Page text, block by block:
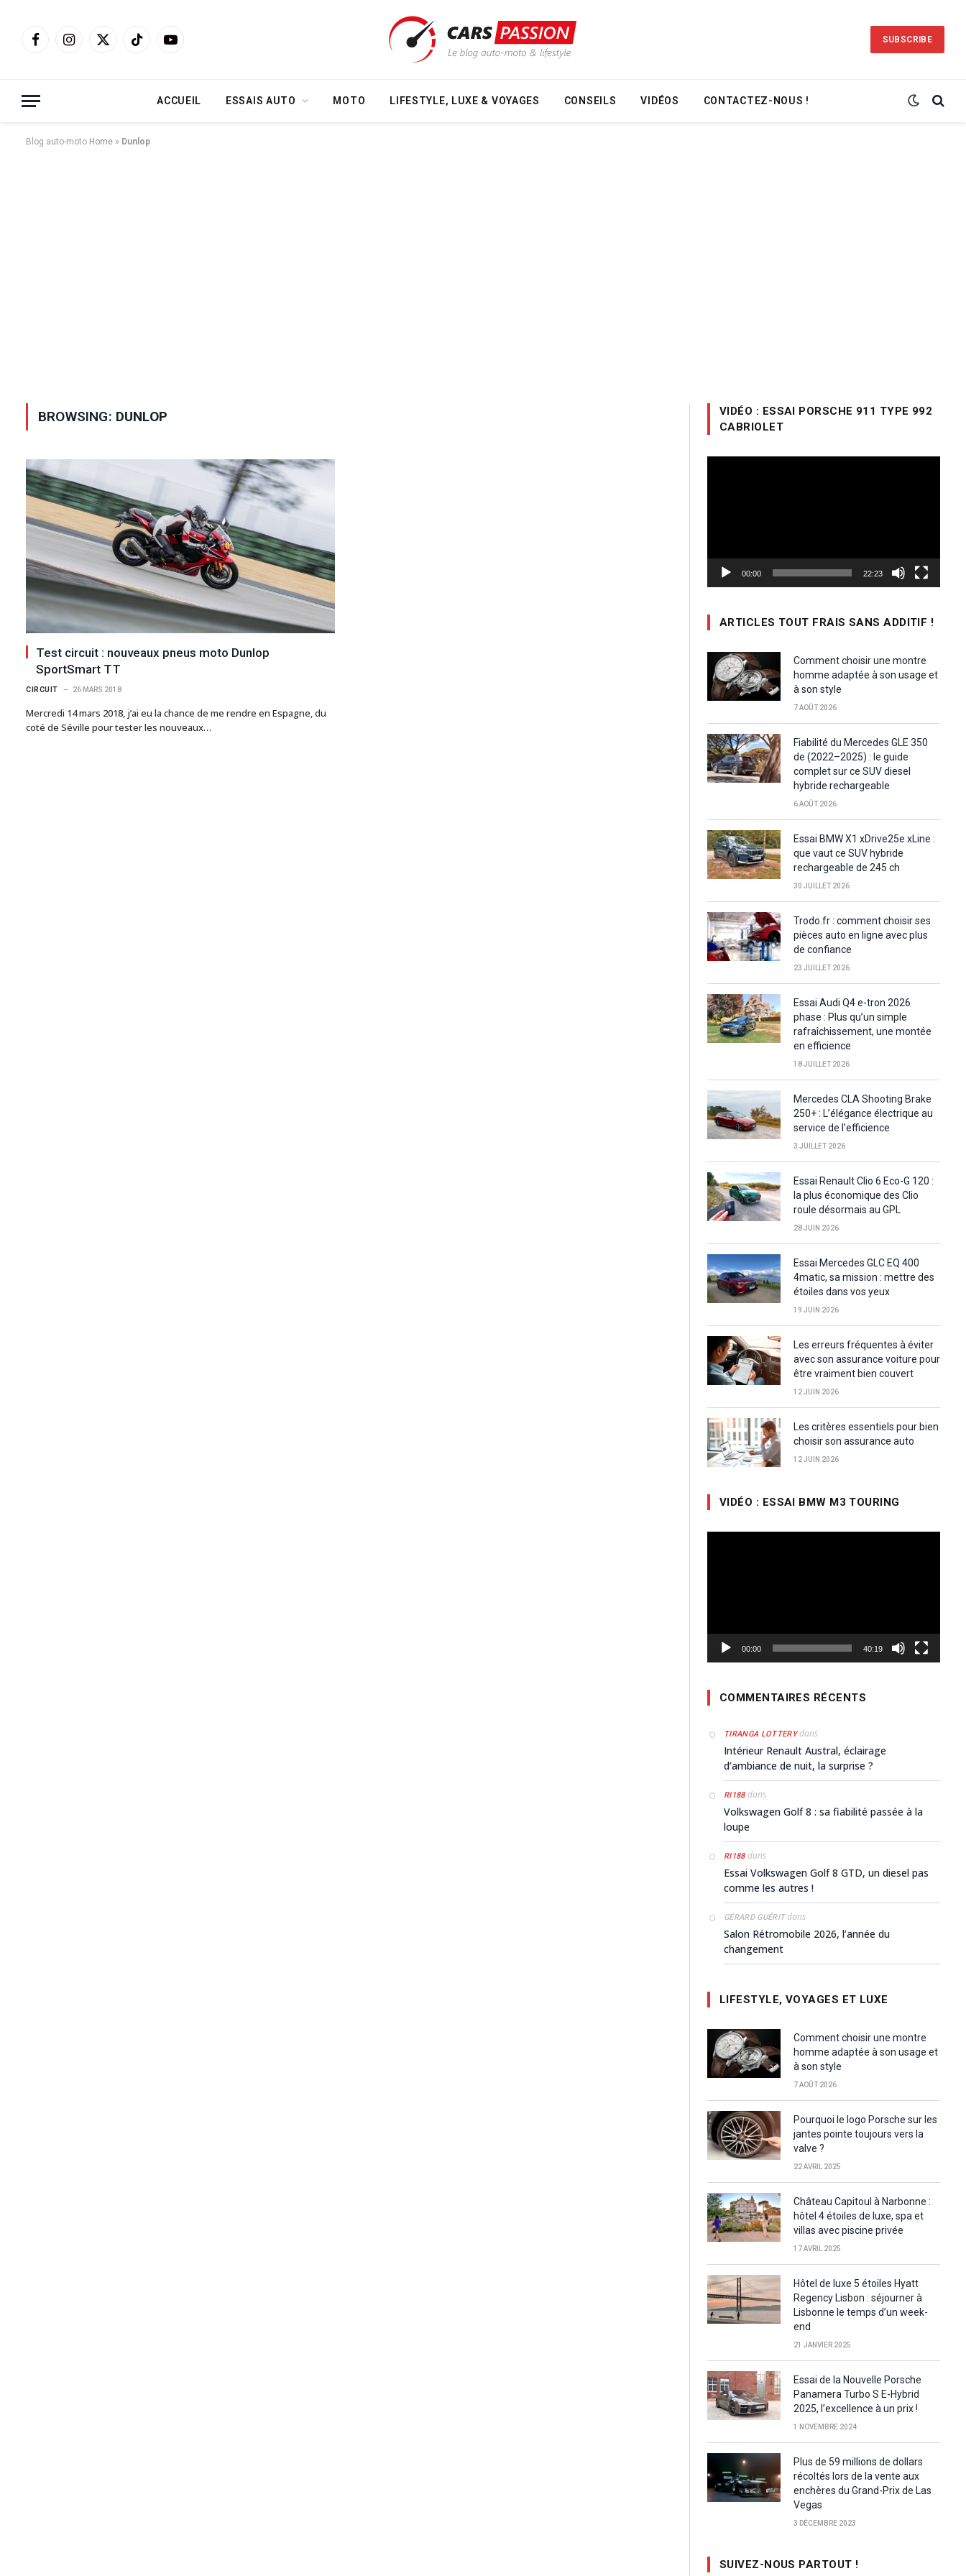
FacebookInstagram
X
TikTokYouTube SUBSCRIBE
ACCUEIL ESSAIS AUTO MOTO LIFESTYLE, LUXE & VOYAGES CONSEILS VIDÉOS CONTACTEZ-NOUS !
Blog auto-moto Home » Dunlop
BROWSING: DUNLOP
Test circuit : nouveaux pneus moto Dunlop
SportSmart TT
CIRCUIT 26 MARS 2018
Mercredi 14 mars 2018, j’ai eu la chance de me rendre en Espagne, du
coté de Séville pour tester les nouveaux…
VIDÉO : ESSAI PORSCHE 911 TYPE 992
CABRIOLET
00:00 22:23
ARTICLES TOUT FRAIS SANS ADDITIF !
Comment choisir une montre
homme adaptée à son usage et
à son style
7 AOÛT 2026
Fiabilité du Mercedes GLE 350
de (2022–2025) : le guide
complet sur ce SUV diesel
hybride rechargeable
6 AOÛT 2026
Essai BMW X1 xDrive25e xLine :
que vaut ce SUV hybride
rechargeable de 245 ch
30 JUILLET 2026
Trodo.fr : comment choisir ses
pièces auto en ligne avec plus
de confiance
23 JUILLET 2026
Essai Audi Q4 e-tron 2026
phase : Plus qu’un simple
rafraîchissement, une montée
en efficience
18 JUILLET 2026
Mercedes CLA Shooting Brake
250+ : L’élégance électrique au
service de l’efficience
3 JUILLET 2026
Essai Renault Clio 6 Eco-G 120 :
la plus économique des Clio
roule désormais au GPL
28 JUIN 2026
Essai Mercedes GLC EQ 400
4matic, sa mission : mettre des
étoiles dans vos yeux
19 JUIN 2026
Les erreurs fréquentes à éviter
avec son assurance voiture pour
être vraiment bien couvert
12 JUIN 2026
Les critères essentiels pour bien
choisir son assurance auto
12 JUIN 2026
VIDÉO : ESSAI BMW M3 TOURING
00:00 40:19
COMMENTAIRES RÉCENTS
TIRANGA LOTTERYdans
Intérieur Renault Austral, éclairage
d’ambiance de nuit, la surprise ?
RI188dans
Volkswagen Golf 8 : sa fiabilité passée à la
loupe
RI188dans
Essai Volkswagen Golf 8 GTD, un diesel pas
comme les autres !
GÉRARD GUÉRITdans
Salon Rétromobile 2026, l’année du
changement
LIFESTYLE, VOYAGES ET LUXE
Comment choisir une montre
homme adaptée à son usage et
à son style
7 AOÛT 2026
Pourquoi le logo Porsche sur les
jantes pointe toujours vers la
valve ?
22 AVRIL 2025
Château Capitoul à Narbonne :
hôtel 4 étoiles de luxe, spa et
villas avec piscine privée
17 AVRIL 2025
Hôtel de luxe 5 étoiles Hyatt
Regency Lisbon : séjourner à
Lisbonne le temps d’un week-
end
21 JANVIER 2025
Essai de la Nouvelle Porsche
Panamera Turbo S E-Hybrid
2025, l’excellence à un prix !
1 NOVEMBRE 2024
Plus de 59 millions de dollars
récoltés lors de la vente aux
enchères du Grand-Prix de Las
Vegas
3 DÉCEMBRE 2023
SUIVEZ-NOUS PARTOUT !